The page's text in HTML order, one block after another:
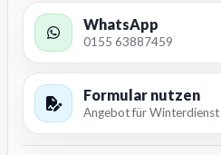
WhatsApp
0155 63887459
Formular nutzen
Angebot für